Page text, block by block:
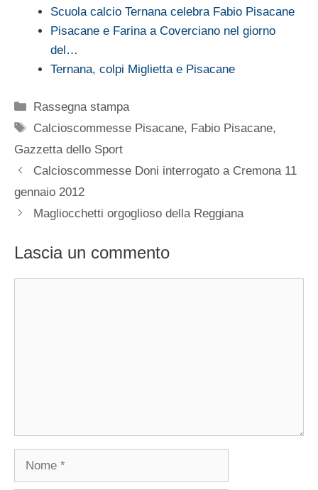
Scuola calcio Ternana celebra Fabio Pisacane
Pisacane e Farina a Coverciano nel giorno
del…
Ternana, colpi Miglietta e Pisacane
Categorie
Rassegna stampa
Tag
Calcioscommesse Pisacane, Fabio Pisacane,
Gazzetta dello Sport
Calcioscommesse Doni interrogato a Cremona 11
gennaio 2012
Magliocchetti orgoglioso della Reggiana
Lascia un commento